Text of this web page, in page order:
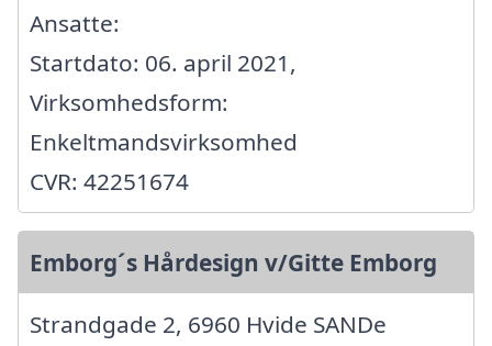
Ansatte:
Startdato: 06. april 2021,
Virksomhedsform:
Enkeltmandsvirksomhed
CVR: 42251674
Emborg´s Hårdesign v/Gitte Emborg
Strandgade 2, 6960 Hvide SANDe